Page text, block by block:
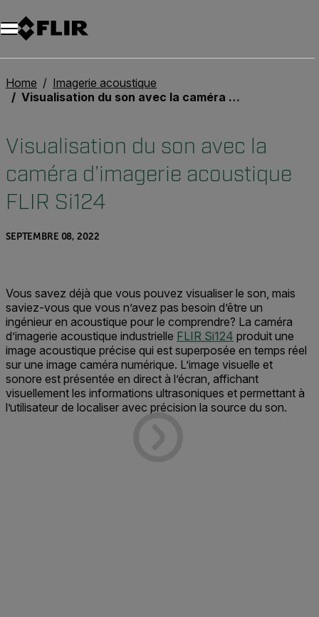
Unread messages
Modèle
Supprimer
articles
article
Ajouter au panier
Ajouté au panier
Home
Imagerie acoustique
Visualisation du son avec la caméra d’imagerie acoustique FLIR Si124
Visualisation du son avec la
caméra d’imagerie acoustique
FLIR Si124
SEPTEMBRE 08, 2022
Vous savez déjà que vous pouvez visualiser le son, mais
saviez-vous que vous n’avez pas besoin d’être un
ingénieur en acoustique pour le comprendre? La caméra
d’imagerie acoustique industrielle FLIR Si124 produit une
image acoustique précise qui est superposée en temps réel
sur une image caméra numérique. L’image visuelle et
sonore est présentée en direct à l’écran, affichant
visuellement les informations ultrasoniques et permettant à
l’utilisateur de localiser avec précision la source du son.